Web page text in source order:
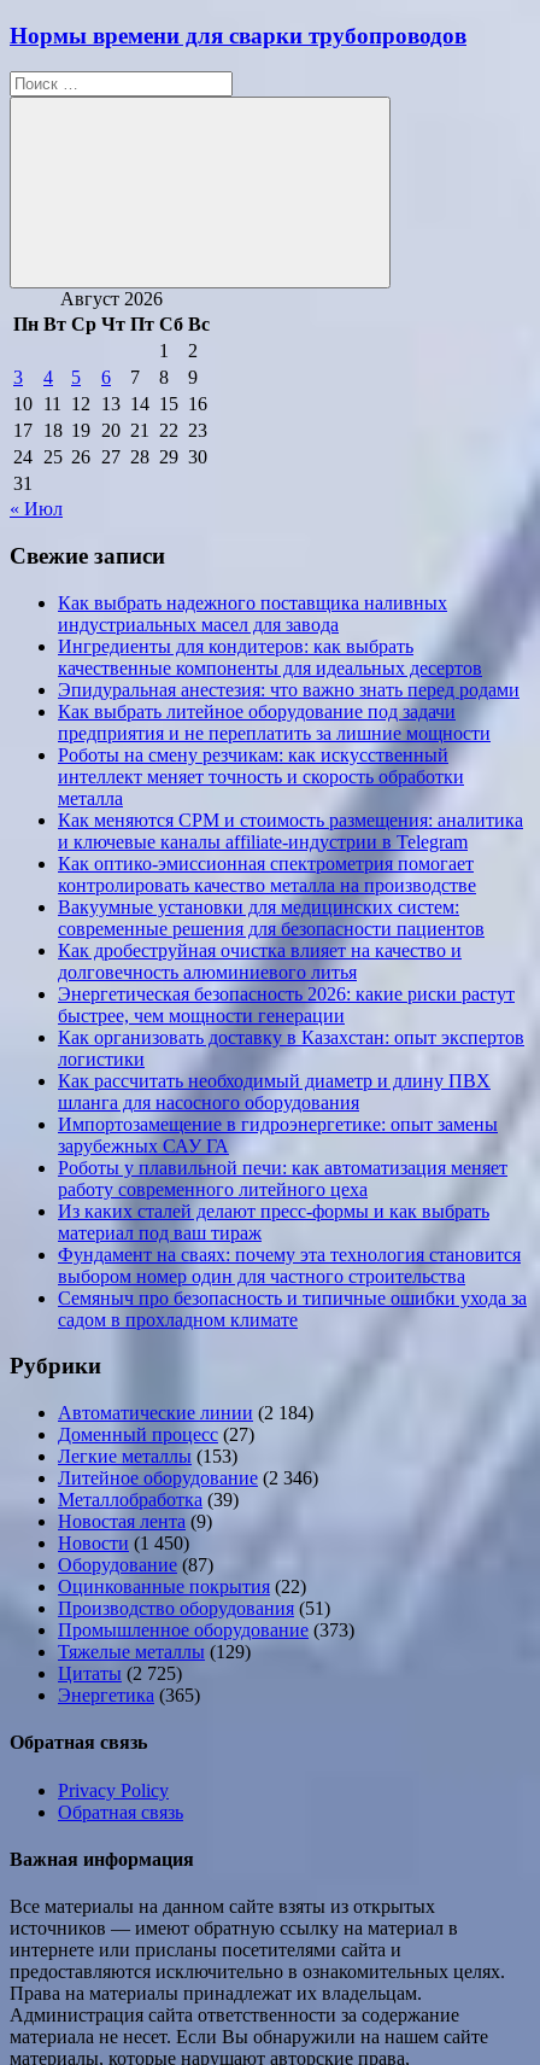
Нормы времени для сварки трубопроводов
Поиск
для:
Поиск
Август 2026
Пн Вт Ср Чт Пт Сб Вс
1
2
3
4 5 6 7 8
9
10 11 12 13 14 15 16
17 18 19 20 21 22 23
24 25 26 27 28 29 30
31
« Июл
Свежие записи
Как выбрать надежного поставщика наливных
индустриальных масел для завода
Ингредиенты для кондитеров: как выбрать
качественные компоненты для идеальных десертов
Эпидуральная анестезия: что важно знать перед родами
Как выбрать литейное оборудование под задачи
предприятия и не переплатить за лишние мощности
Роботы на смену резчикам: как искусственный
интеллект меняет точность и скорость обработки
металла
Как меняются CPM и стоимость размещения: аналитика
и ключевые каналы affiliate-индустрии в Telegram
Как оптико-эмиссионная спектрометрия помогает
контролировать качество металла на производстве
Вакуумные установки для медицинских систем:
современные решения для безопасности пациентов
Как дробеструйная очистка влияет на качество и
долговечность алюминиевого литья
Энергетическая безопасность 2026: какие риски растут
быстрее, чем мощности генерации
Как организовать доставку в Казахстан: опыт экспертов
логистики
Как рассчитать необходимый диаметр и длину ПВХ
шланга для насосного оборудования
Импортозамещение в гидроэнергетике: опыт замены
зарубежных САУ ГА
Роботы у плавильной печи: как автоматизация меняет
работу современного литейного цеха
Из каких сталей делают пресс-формы и как выбрать
материал под ваш тираж
Фундамент на сваях: почему эта технология становится
выбором номер один для частного строительства
Семяныч про безопасность и типичные ошибки ухода за
садом в прохладном климате
Рубрики
Автоматические линии (2 184)
Доменный процесс (27)
Легкие металлы (153)
Литейное оборудование (2 346)
Металлобработка (39)
Новостая лента (9)
Новости (1 450)
Оборудование (87)
Оцинкованные покрытия (22)
Производство оборудования (51)
Промышленное оборудование (373)
Тяжелые металлы (129)
Цитаты (2 725)
Энергетика (365)
Обратная связь
Privacy Policy
Обратная связь
Важная информация
Все материалы на данном сайте взяты из открытых
источников — имеют обратную ссылку на материал в
интернете или присланы посетителями сайта и
предоставляются исключительно в ознакомительных целях.
Права на материалы принадлежат их владельцам.
Администрация сайта ответственности за содержание
материала не несет. Если Вы обнаружили на нашем сайте
материалы, которые нарушают авторские права,